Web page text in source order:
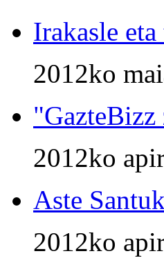
Irakasle
2012ko
"GazteBizz
2012ko
Aste
2012ko